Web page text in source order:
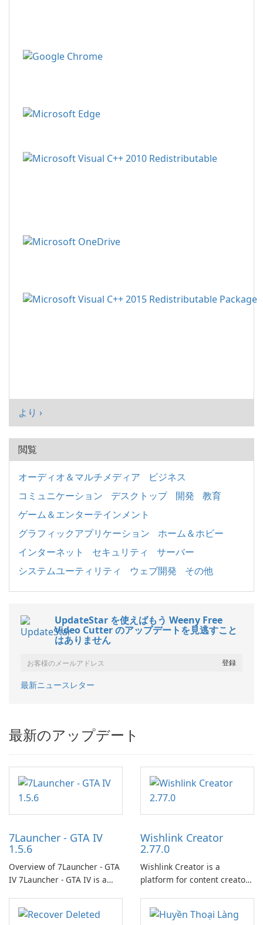
より ›
閲覧
オーディオ＆マルチメディア
ビジネス
コミュニケーション
デスクトップ 開発
教育
ゲーム＆エンターテインメント
グラフィックアプリケーション
ホーム＆ホビー
インターネット
セキュリティ
サーバー
システムユーティリティ
ウェブ開発 その他
UpdateStar を使えばもう Weeny Free
Video Cutter のアップデートを見逃すこと
はありません
最新ニュースレター
最新のアップデート
7Launcher - GTA IV
1.5.6
Overview of 7Launcher - GTA
IV 7Launcher - GTA IV is a
application designed to
optimize the gaming
Wishlink Creator
2.77.0
Wishlink Creator is a
platform for content creators
work through built-in brand
partnerships and integrated